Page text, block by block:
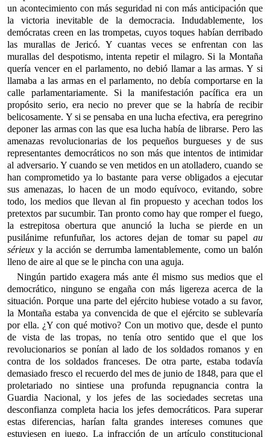
un acontecimiento con más seguridad ni con más anticipación que
la victoria inevitable de la democracia. Indudablemente, los
demócratas creen en las trompetas, cuyos toques habían derribado
las murallas de Jericó. Y cuantas veces se enfrentan con las
murallas del despotismo, intenta repetir el milagro. Si la Montaña
quería vencer en el parlamento, no debió llamar a las armas. Y si
llamaba a las armas en el parlamento, no debía comportarse en la
calle parlamentariamente. Si la manifestación pacífica era un
propósito serio, era necio no prever que se la habría de recibir
belicosamente. Y si se pensaba en una lucha efectiva, era peregrino
deponer las armas con las que esa lucha había de librarse. Pero las
amenazas revolucionarias de los pequeños burgueses y de sus
representantes democráticos no son más que intentos de intimidar
al adversario. Y cuando se ven metidos en un atolladero, cuando se
han comprometido ya lo bastante para verse obligados a ejecutar
sus amenazas, lo hacen de un modo equívoco, evitando, sobre
todo, los medios que llevan al fin propuesto y acechan todos los
pretextos par sucumbir. Tan pronto como hay que romper el fuego,
la estrepitosa obertura que anunció la lucha se pierde en un
pusilánime refunfuñar, los actores dejan de tomar su papel au
sérieux y la acción se derrumba lamentablemente, como un balón
lleno de aire al que se le pincha con una aguja.
Ningún partido exagera más ante él mismo sus medios que el
democrático, ninguno se engaña con más ligereza acerca de la
situación. Porque una parte del ejército hubiese votado a su favor,
la Montaña estaba ya convencida de que el ejército se sublevaría
por ella. ¿Y con qué motivo? Con un motivo que, desde el punto
de vista de las tropas, no tenía otro sentido que el que los
revolucionarios se ponían al lado de los soldados romanos y en
contra de los soldados franceses. De otra parte, estaba todavía
demasiado fresco el recuerdo del mes de junio de 1848, para que el
proletariado no sintiese una profunda repugnancia contra la
Guardia Nacional, y los jefes de las sociedades secretas una
desconfianza completa hacia los jefes democráticos. Para superar
estas diferencias, harían falta grandes intereses comunes que
estuviesen en juego. La infracción de un artículo constitucional